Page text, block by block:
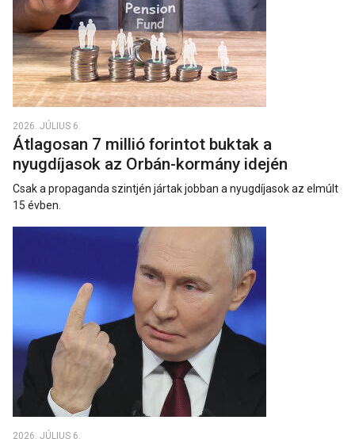
2026. JÚLIUS 6.
Átlagosan 7 millió forintot buktak a
nyugdíjasok az Orbán-kormány idején
Csak a propaganda szintjén jártak jobban a nyugdíjasok az elmúlt
15 évben.
2026. JÚLIUS 6.